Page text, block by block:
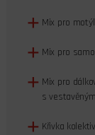
Mix pro
Mix pro
Mix pro
s
Křivka